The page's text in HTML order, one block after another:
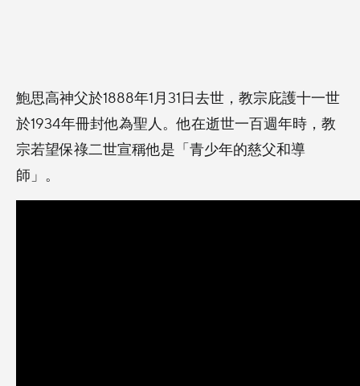
鮑思高神父於1888年1月31日去世，教宗庇護十一世
於1934年冊封他為聖人。他在逝世一百週年時，教
宗若望保祿二世宣稱他是「青少年的慈父和導
師」。